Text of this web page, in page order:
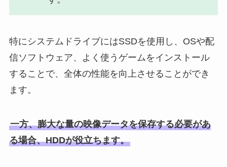
特にシステムドライブにはSSDを使用し、OSや配
信ソフトウェア、よく使うゲームをインストール
することで、全体の性能を向上させることができ
ます。
一方、膨大な量の映像データを保存する必要があ
る場合、HDDが役立ちます。